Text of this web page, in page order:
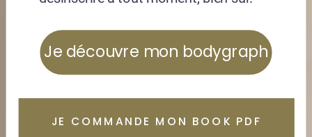
JE COMMANDE MON BOOK PDF